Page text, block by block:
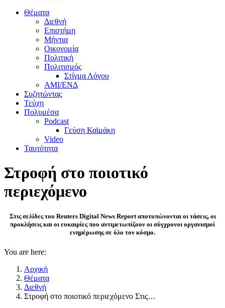
Θέματα
Διεθνή
Επιστήμη
Μήντια
Οικονομία
Πολιτική
Πολιτισμός
Στίγμα Λόγου
AMI/ΕΝΔ
Συζητώντας
Τεύχη
Πολυμέσα
Podcast
Γεύση Καϊμάκη
Video
Ταυτότητα
Στροφή στο ποιοτικό
περιεχόμενο
Στις σελίδες του Reuters Digital News Report αποτυπώνονται οι τάσεις, οι
προκλήσεις και οι ευκαιρίες που αντιμετωπίζουν οι σύγχρονοι οργανισμοί
ενημέρωσης σε όλο τον κόσμο.
You are here:
Αρχική
Θέματα
Διεθνή
Στροφή στο ποιοτικό περιεχόμενο Στις…